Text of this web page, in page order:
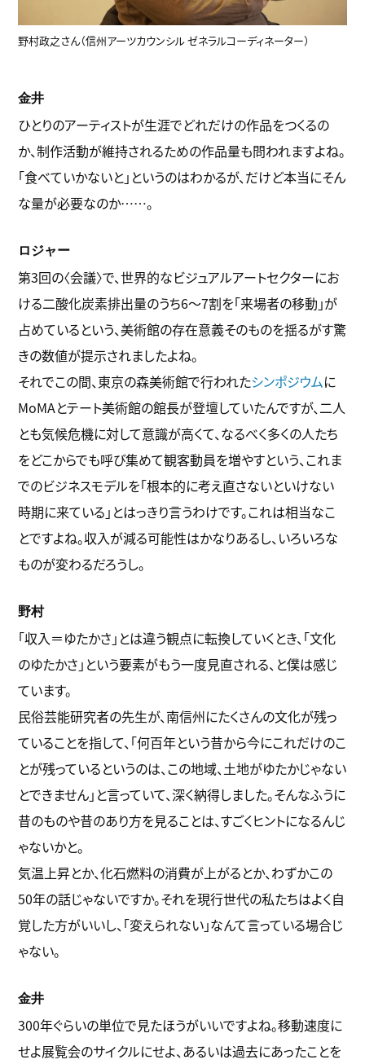
野村政之さん（信州アーツカウンシル ゼネラルコーディネーター）
金井
ひとりのアーティストが生涯でどれだけの作品をつくるの
か、制作活動が維持されるための作品量も問われますよね。
「食べていかないと」というのはわかるが、だけど本当にそん
な量が必要なのか……。
ロジャー
第3回の〈会議〉で、世界的なビジュアルアートセクターにお
ける二酸化炭素排出量のうち6～7割を「来場者の移動」が
占めているという、美術館の存在意義そのものを揺るがす驚
きの数値が提示されましたよね。
それでこの間、東京の森美術館で行われたシンポジウムに
MoMAとテート美術館の館長が登壇していたんですが、二人
とも気候危機に対して意識が高くて、なるべく多くの人たち
をどこからでも呼び集めて観客動員を増やすという、これま
でのビジネスモデルを「根本的に考え直さないといけない
時期に来ている」とはっきり言うわけです。これは相当なこ
とですよね。収入が減る可能性はかなりあるし、いろいろな
ものが変わるだろうし。
野村
「収入＝ゆたかさ」とは違う観点に転換していくとき、「文化
のゆたかさ」という要素がもう一度見直される、と僕は感じ
ています。
民俗芸能研究者の先生が、南信州にたくさんの文化が残っ
ていることを指して、「何百年という昔から今にこれだけのこ
とが残っているというのは、この地域、土地がゆたかじゃない
とできません」と言っていて、深く納得しました。そんなふうに
昔のものや昔のあり方を見ることは、すごくヒントになるんじ
ゃないかと。
気温上昇とか、化石燃料の消費が上がるとか、わずかこの
50年の話じゃないですか。それを現行世代の私たちはよく自
覚した方がいいし、「変えられない」なんて言っている場合じ
ゃない。
金井
300年ぐらいの単位で見たほうがいいですよね。移動速度に
せよ展覧会のサイクルにせよ、あるいは過去にあったことを